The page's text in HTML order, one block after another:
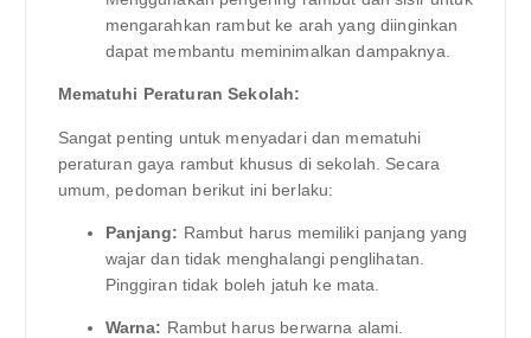
mengarahkan rambut ke arah yang diinginkan
dapat membantu meminimalkan dampaknya.
Mematuhi Peraturan Sekolah:
Sangat penting untuk menyadari dan mematuhi
peraturan gaya rambut khusus di sekolah. Secara
umum, pedoman berikut ini berlaku:
Panjang: Rambut harus memiliki panjang yang
wajar dan tidak menghalangi penglihatan.
Pinggiran tidak boleh jatuh ke mata.
Warna: Rambut harus berwarna alami.